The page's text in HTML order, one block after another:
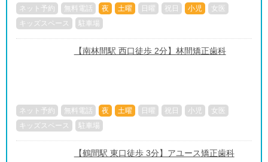
ネット予約 無料電話 夜 土曜 日曜 祝日 小児
女医
キッズスペース
駐車場
【南林間駅 西口徒歩 2分】林間矯正歯科
ネット予約 無料電話 夜 土曜 日曜 祝日 小児
女医
キッズスペース
駐車場
【鶴間駅 東口徒歩 3分】アユース矯正歯科